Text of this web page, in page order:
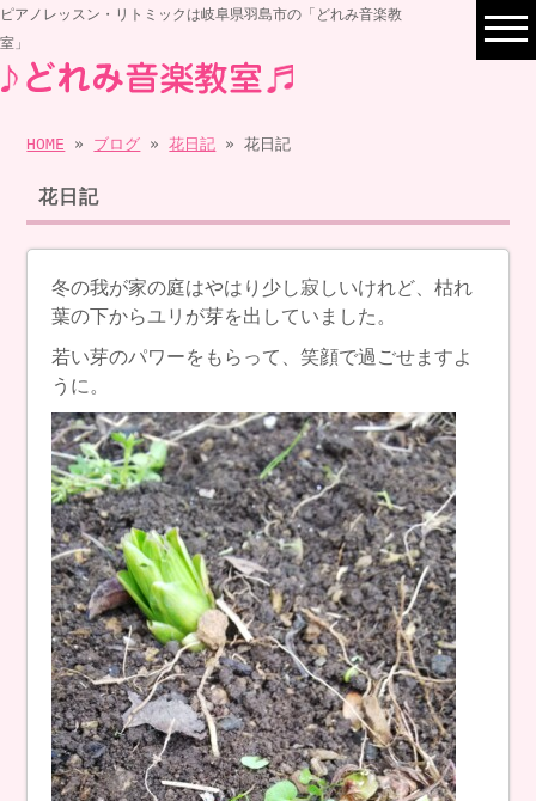
ピアノレッスン・リトミックは岐阜県羽島市の「どれみ音楽教
室」
HOME » ブログ »花日記 » 花日記
花日記
冬の我が家の庭はやはり少し寂しいけれど、枯れ
葉の下からユリが芽を出していました。
若い芽のパワーをもらって、笑顔で過ごせますよ
うに。